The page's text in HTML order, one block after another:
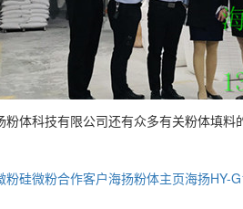
体科技有限公司还有众多有关粉体填料
粉硅微粉合作客户海扬粉体主页海扬HY-